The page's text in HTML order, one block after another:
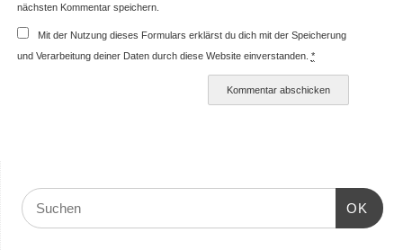
nächsten Kommentar speichern.
Mit der Nutzung dieses Formulars erklärst du dich mit der Speicherung
und Verarbeitung deiner Daten durch diese Website einverstanden. *
OK